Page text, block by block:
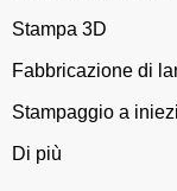
Stampa 3D
Fabbricazione di
Stampaggio a
Di più